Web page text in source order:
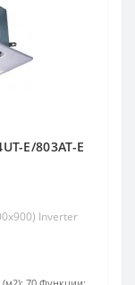
E/803AT-E
Inverter